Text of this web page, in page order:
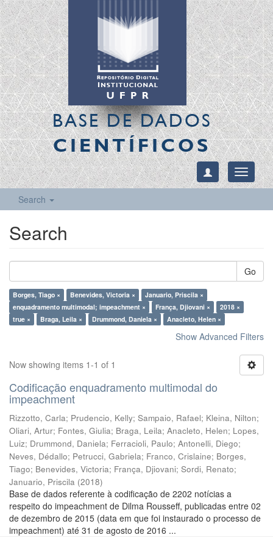
BASE DE DADOS
CIENTÍFICOS
Toggle
Search
Search
Go
Borges, Tiago × Benevides, Victoria ×
Januario, Priscila ×
enquadramento multimodal; impeachment ×
França, Djiovani ×
2018 ×
true ×
Braga, Leila × Drummond, Daniela × Anacleto, Helen ×
Show Advanced Filters
Now showing items 1-1 of 1
Codificação enquadramento multimodal do
impeachment
Rizzotto, Carla; Prudencio, Kelly; Sampaio, Rafael; Kleina, Nilton;
Oliari, Artur; Fontes, Giulia; Braga, Leila; Anacleto, Helen; Lopes,
Luiz; Drummond, Daniela; Ferracioli, Paulo; Antonelli, Diego;
Neves, Dédallo; Petrucci, Gabriela; Franco, Crislaine; Borges,
Tiago; Benevides, Victoria; França, Djiovani; Sordi, Renato;
Januario, Priscila (2018)
Base de dados referente à codificação de 2202 notícias a
respeito do impeachment de Dilma Rousseff, publicadas entre 02
de dezembro de 2015 (data em que foi instaurado o processo de
impeachment) até 31 de agosto de 2016 ...